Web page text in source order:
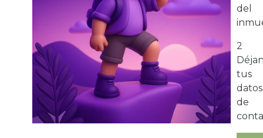
del
2
tus
datos
de